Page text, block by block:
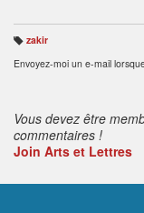
B
ali
s
zakir
Envoyez-moi un e-mail
Vous devez être
commentaires !
Join Arts et Lettres